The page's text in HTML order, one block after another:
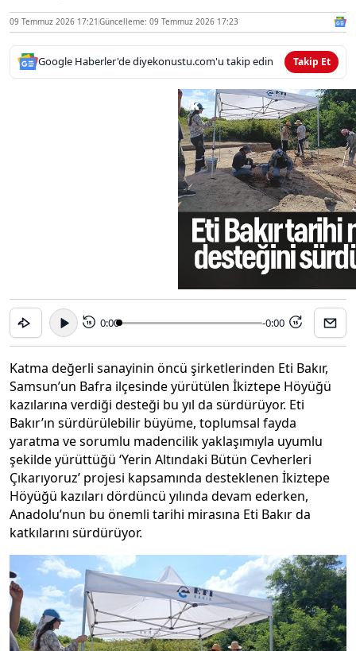
09 Temmuz 2026 17:21 Güncelleme: 09 Temmuz 2026 17:23
Google Haberler'de diyekonustu.com'u takip edin Takip Et
15 0:00 -0:00 15
Katma değerli sanayinin öncü şirketlerinden Eti Bakır,
Samsun’un Bafra ilçesinde yürütülen İkiztepe Höyüğü
kazılarına verdiği desteği bu yıl da sürdürüyor. Eti
Bakır’ın sürdürülebilir büyüme, toplumsal fayda
yaratma ve sorumlu madencilik yaklaşımıyla uyumlu
şekilde yürüttüğü ‘Yerin Altındaki Bütün Cevherleri
Çıkarıyoruz’ projesi kapsamında desteklenen İkiztepe
Höyüğü kazıları dördüncü yılında devam ederken,
Anadolu’nun bu önemli tarihi mirasına Eti Bakır da
katkılarını sürdürüyor.